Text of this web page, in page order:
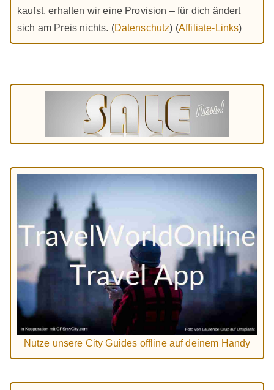
kaufst, erhalten wir eine Provision – für dich ändert
sich am Preis nichts. (Datenschutz) (Affiliate-Links)
Nutze unsere City Guides offline auf deinem Handy